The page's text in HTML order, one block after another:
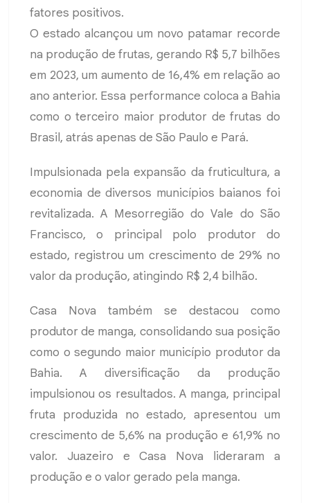
fatores positivos.
O estado alcançou um novo patamar recorde
na produção de frutas, gerando R$ 5,7 bilhões
em 2023, um aumento de 16,4% em relação ao
ano anterior. Essa performance coloca a Bahia
como o terceiro maior produtor de frutas do
Brasil, atrás apenas de São Paulo e Pará.
Impulsionada pela expansão da fruticultura, a
economia de diversos municípios baianos foi
revitalizada. A Mesorregião do Vale do São
Francisco, o principal polo produtor do
estado, registrou um crescimento de 29% no
valor da produção, atingindo R$ 2,4 bilhão.
Casa Nova também se destacou como
produtor de manga, consolidando sua posição
como o segundo maior município produtor da
Bahia. A diversificação da produção
impulsionou os resultados. A manga, principal
fruta produzida no estado, apresentou um
crescimento de 5,6% na produção e 61,9% no
valor. Juazeiro e Casa Nova lideraram a
produção e o valor gerado pela manga.